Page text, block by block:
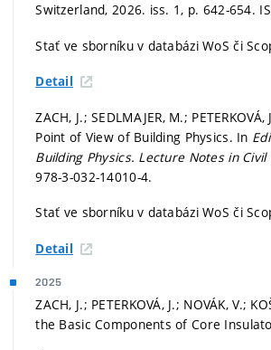
Switzerland, 2026. iss. 1, p. 642-654.
Stať ve sborníku v databázi WoS či
Detail
ZACH, J.; SEDLMAJER, M.;
Point of View of Building Physics. In
Building Physics. Lecture Notes in
978-3-032-14010-4.
Stať ve sborníku v databázi WoS či
Detail
2025
ZACH, J.; PETERKOVÁ, J.; NOVÁK, V.;
the Basic Components of Core